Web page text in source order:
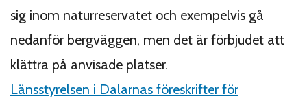
sig inom naturreservatet och exempelvis gå
nedanför bergväggen, men det är förbjudet att
klättra på anvisade platser.
Länsstyrelsen i Dalarnas föreskrifter för